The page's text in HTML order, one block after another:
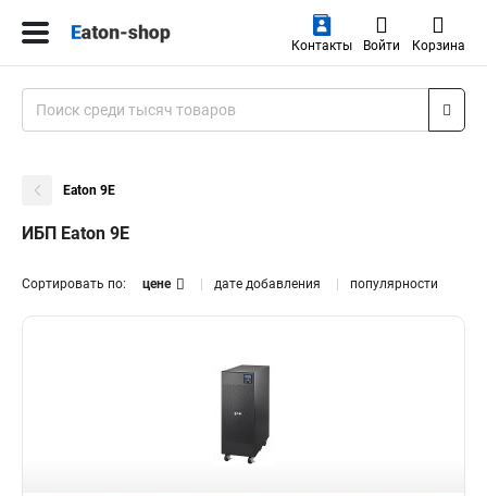
Контакты Войти Корзина
Eaton 9E
ИБП Eaton 9E
Сортировать по: цене дате добавления популярности